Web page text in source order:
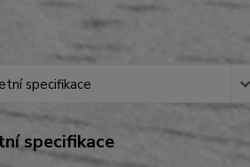
specifikace
specifikace